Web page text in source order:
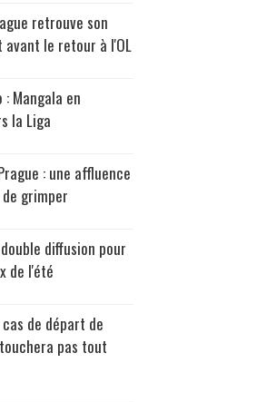
retrouve son
avant le retour à l'OL
Mangala en
la Liga
: une affluence
grimper
double diffusion pour
de l'été
de départ de
pas tout